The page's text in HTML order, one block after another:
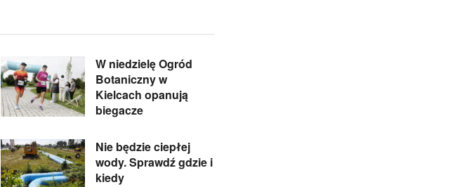
W niedzielę Ogród
Botaniczny w
Kielcach opanują
biegacze
Nie będzie ciepłej
wody. Sprawdź gdzie i
kiedy